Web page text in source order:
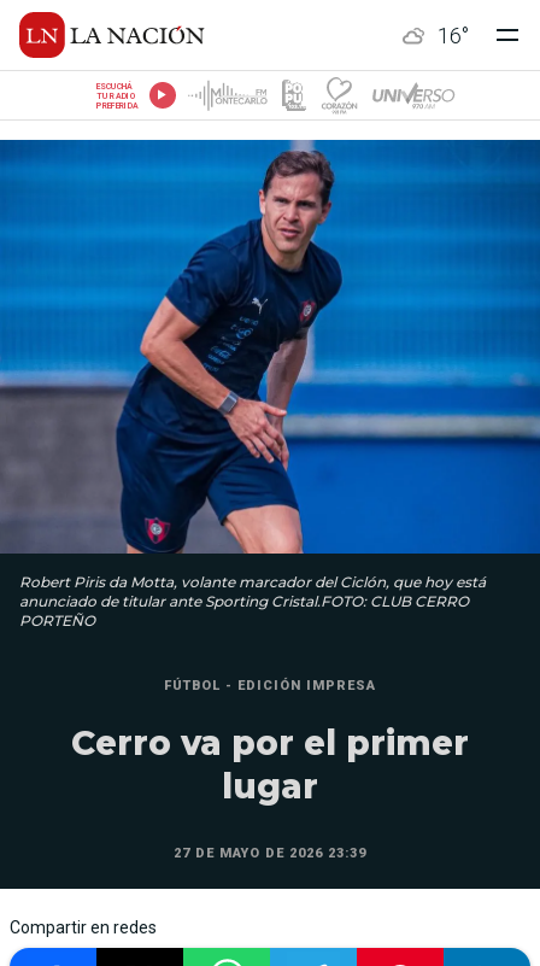
16°
ESCUCHÁ
TU RADIO
PREFERIDA
Robert Piris da Motta, volante marcador del Ciclón, que hoy está
anunciado de titular ante Sporting Cristal.FOTO: CLUB CERRO
PORTEÑO
FÚTBOL - EDICIÓN IMPRESA
Cerro va por el primer
lugar
27 DE MAYO DE 2026 23:39
Compartir en redes